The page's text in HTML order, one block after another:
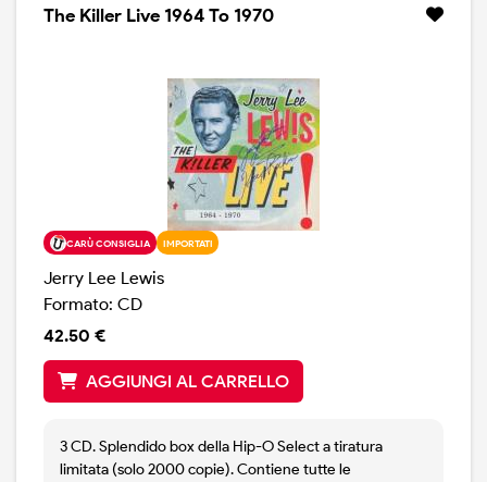
The Killer Live 1964 To 1970
CARÙ CONSIGLIA IMPORTATI
Jerry Lee Lewis
Formato: CD
42.50 €
AGGIUNGI AL CARRELLO
3 CD. Splendido box della Hip-O Select a tiratura
limitata (solo 2000 copie). Contiene tutte le